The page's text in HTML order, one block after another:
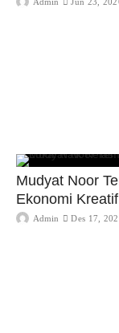
Mudyat Noor
Ekonomi
Admin Des 17,